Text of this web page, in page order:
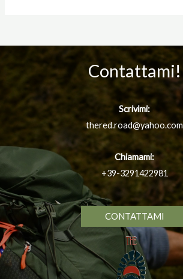
Contattami!
Scrivimi:
thered.road@yahoo.com
Chiamami:
+39-3291422981
CONTATTAMI